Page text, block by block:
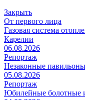
Закрыть
От первого лица
Газовая система
Карелии
06.08.2026
Репортаж
Незаконные павильоны
05.08.2026
Репортаж
Юбилейные болотные